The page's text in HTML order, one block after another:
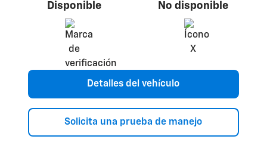
Disponible No disponible
Detalles del vehículo
Solicita una prueba de manejo